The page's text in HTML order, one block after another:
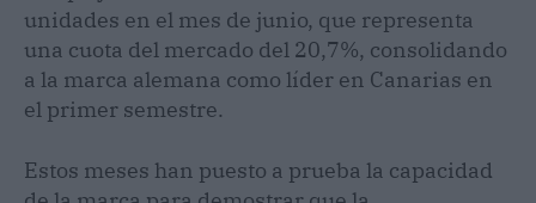
unidades en el mes de junio, que representa
una cuota del mercado del 20,7%, consolidando
a la marca alemana como líder en Canarias en
el primer semestre.
Estos meses han puesto a prueba la capacidad